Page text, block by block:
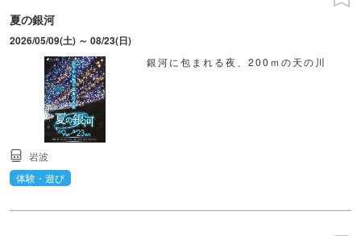
夏の銀河
2026/05/09(土) ～ 08/23(日)
銀河に包まれる夜、200ｍの天の川
岩波
体験・遊び